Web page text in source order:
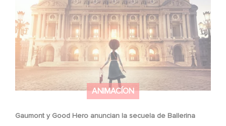
ANIMACÍON
Gaumont y Good Hero anuncian la secuela de Ballerina